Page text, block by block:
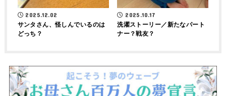
2025.12.02
サンタさん、怪しんでいるのは
どっち？
2025.10.17
洗濯ストーリー／新たなパート
ナー？戦友？